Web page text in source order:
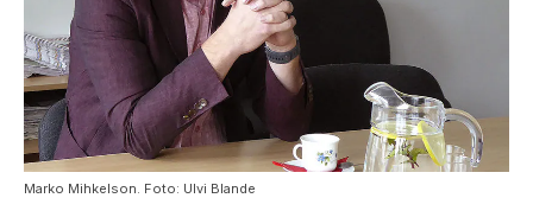
Marko Mihkelson. Foto: Ulvi Blande